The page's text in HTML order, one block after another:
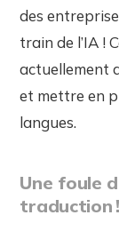
des
train de l’IA !
actuellement
et mettre en
langues.
Une foule
traduction !